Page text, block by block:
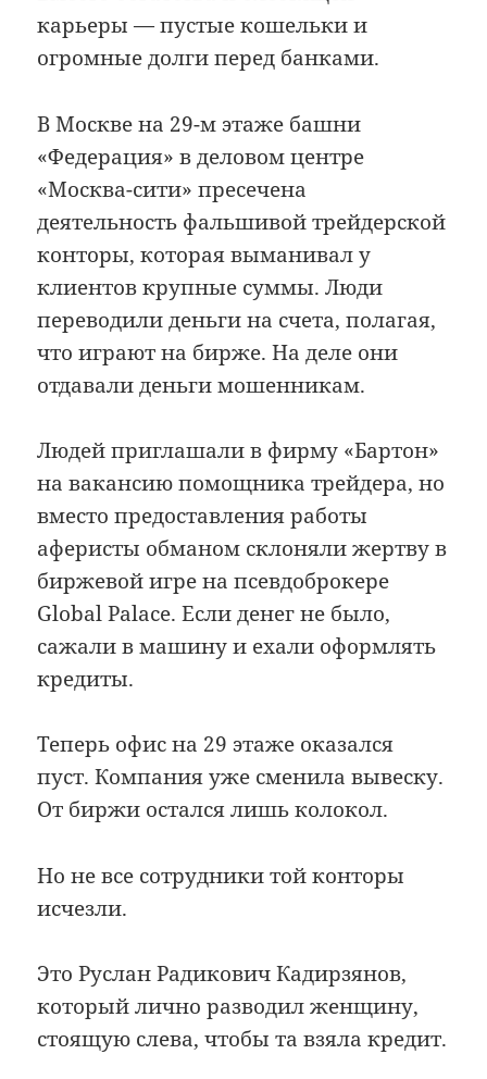
карьеры — пустые кошельки и
огромные долги перед банками.
В Москве на 29-м этаже башни
«Федерация» в деловом центре
«Москва-сити» пресечена
деятельность фальшивой трейдерской
конторы, которая выманивал у
клиентов крупные суммы. Люди
переводили деньги на счета, полагая,
что играют на бирже. На деле они
отдавали деньги мошенникам.
Людей приглашали в фирму «Бартон»
на вакансию помощника трейдера, но
вместо предоставления работы
аферисты обманом склоняли жертву в
биржевой игре на псевдоброкере
Global Palace. Если денег не было,
сажали в машину и ехали оформлять
кредиты.
Теперь офис на 29 этаже оказался
пуст. Компания уже сменила вывеску.
От биржи остался лишь колокол.
Но не все сотрудники той конторы
исчезли.
Это Руслан Радикович Кадирзянов,
который лично разводил женщину,
стоящую слева, чтобы та взяла кредит.